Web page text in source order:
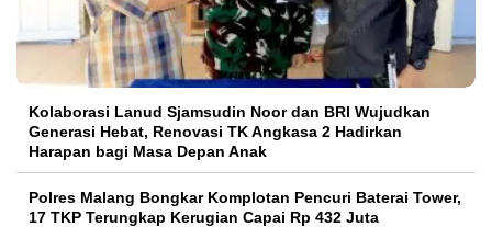
Kolaborasi Lanud Sjamsudin Noor dan BRI Wujudkan
Generasi Hebat, Renovasi TK Angkasa 2 Hadirkan
Harapan bagi Masa Depan Anak
Polres Malang Bongkar Komplotan Pencuri Baterai Tower,
17 TKP Terungkap Kerugian Capai Rp 432 Juta